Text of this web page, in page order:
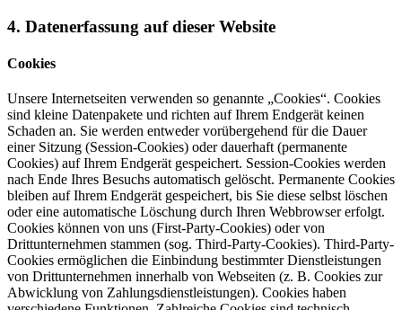
4. Datenerfassung auf dieser Website
Cookies
Unsere Internetseiten verwenden so genannte „Cookies“. Cookies
sind kleine Datenpakete und richten auf Ihrem Endgerät keinen
Schaden an. Sie werden entweder vorübergehend für die Dauer
einer Sitzung (Session-Cookies) oder dauerhaft (permanente
Cookies) auf Ihrem Endgerät gespeichert. Session-Cookies werden
nach Ende Ihres Besuchs automatisch gelöscht. Permanente Cookies
bleiben auf Ihrem Endgerät gespeichert, bis Sie diese selbst löschen
oder eine automatische Löschung durch Ihren Webbrowser erfolgt.
Cookies können von uns (First-Party-Cookies) oder von
Drittunternehmen stammen (sog. Third-Party-Cookies). Third-Party-
Cookies ermöglichen die Einbindung bestimmter Dienstleistungen
von Drittunternehmen innerhalb von Webseiten (z. B. Cookies zur
Abwicklung von Zahlungsdienstleistungen). Cookies haben